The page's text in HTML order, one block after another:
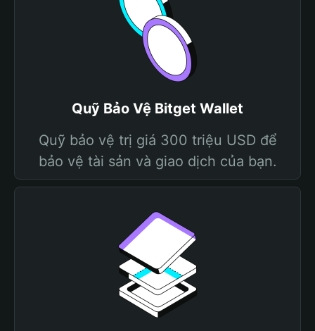
Quỹ Bảo Vệ Bitget Wallet
Quỹ bảo vệ trị giá 300 triệu USD để
bảo vệ tài sản và giao dịch của bạn.